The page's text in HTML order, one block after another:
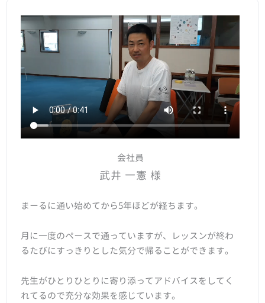
会社員
武井 一憲 様
まーるに通い始めてから5年ほどが経ちます。
月に一度のペースで通っていますが、レッスンが終わ
るたびにすっきりとした気分で帰ることができます。
先生がひとりひとりに寄り添ってアドバイスをしてく
れてるので充分な効果を感じています。